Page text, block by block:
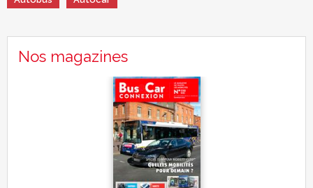
Nos magazines